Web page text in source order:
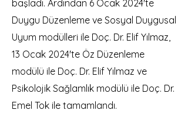
başladı. Ardından 6 Ocak 2024'te
Duygu Düzenleme ve Sosyal Duygusal
Uyum modülleri ile Doç. Dr. Elif Yılmaz,
13 Ocak 2024'te Öz Düzenleme
modülü ile Doç. Dr. Elif Yılmaz ve
Psikolojik Sağlamlık modülü ile Doç. Dr.
Emel Tok ile tamamlandı.